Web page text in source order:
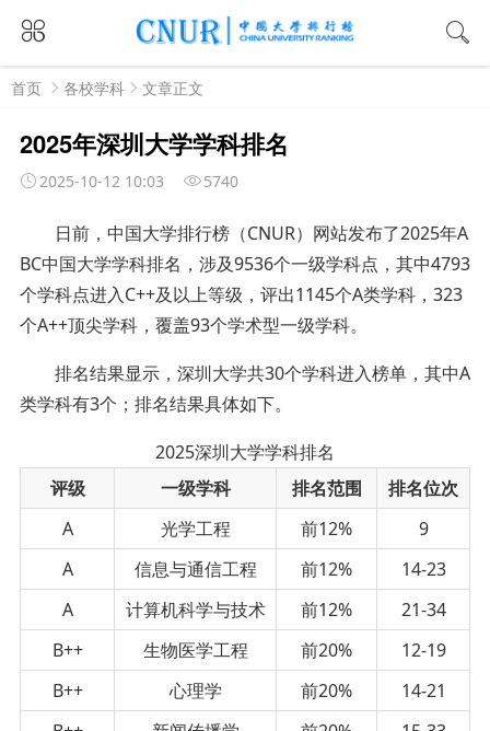
首页 各校学科 文章正文
2025年深圳大学学科排名
2025-10-12 10:03 5740
日前，中国大学排行榜（CNUR）网站发布了2025年A
BC中国大学学科排名，涉及9536个一级学科点，其中4793
个学科点进入C++及以上等级，评出1145个A类学科，323
个A++顶尖学科，覆盖93个学术型一级学科。
排名结果显示，深圳大学共30个学科进入榜单，其中A
类学科有3个；排名结果具体如下。
2025深圳大学学科排名
评级
一级学科 排名范围
排名位次
A
光学工程 前12%
9
A
信息与通信工程 前12%
14-23
A
计算机科学与技术 前12%
21-34
B++
生物医学工程 前20%
12-19
B++
心理学 前20%
14-21